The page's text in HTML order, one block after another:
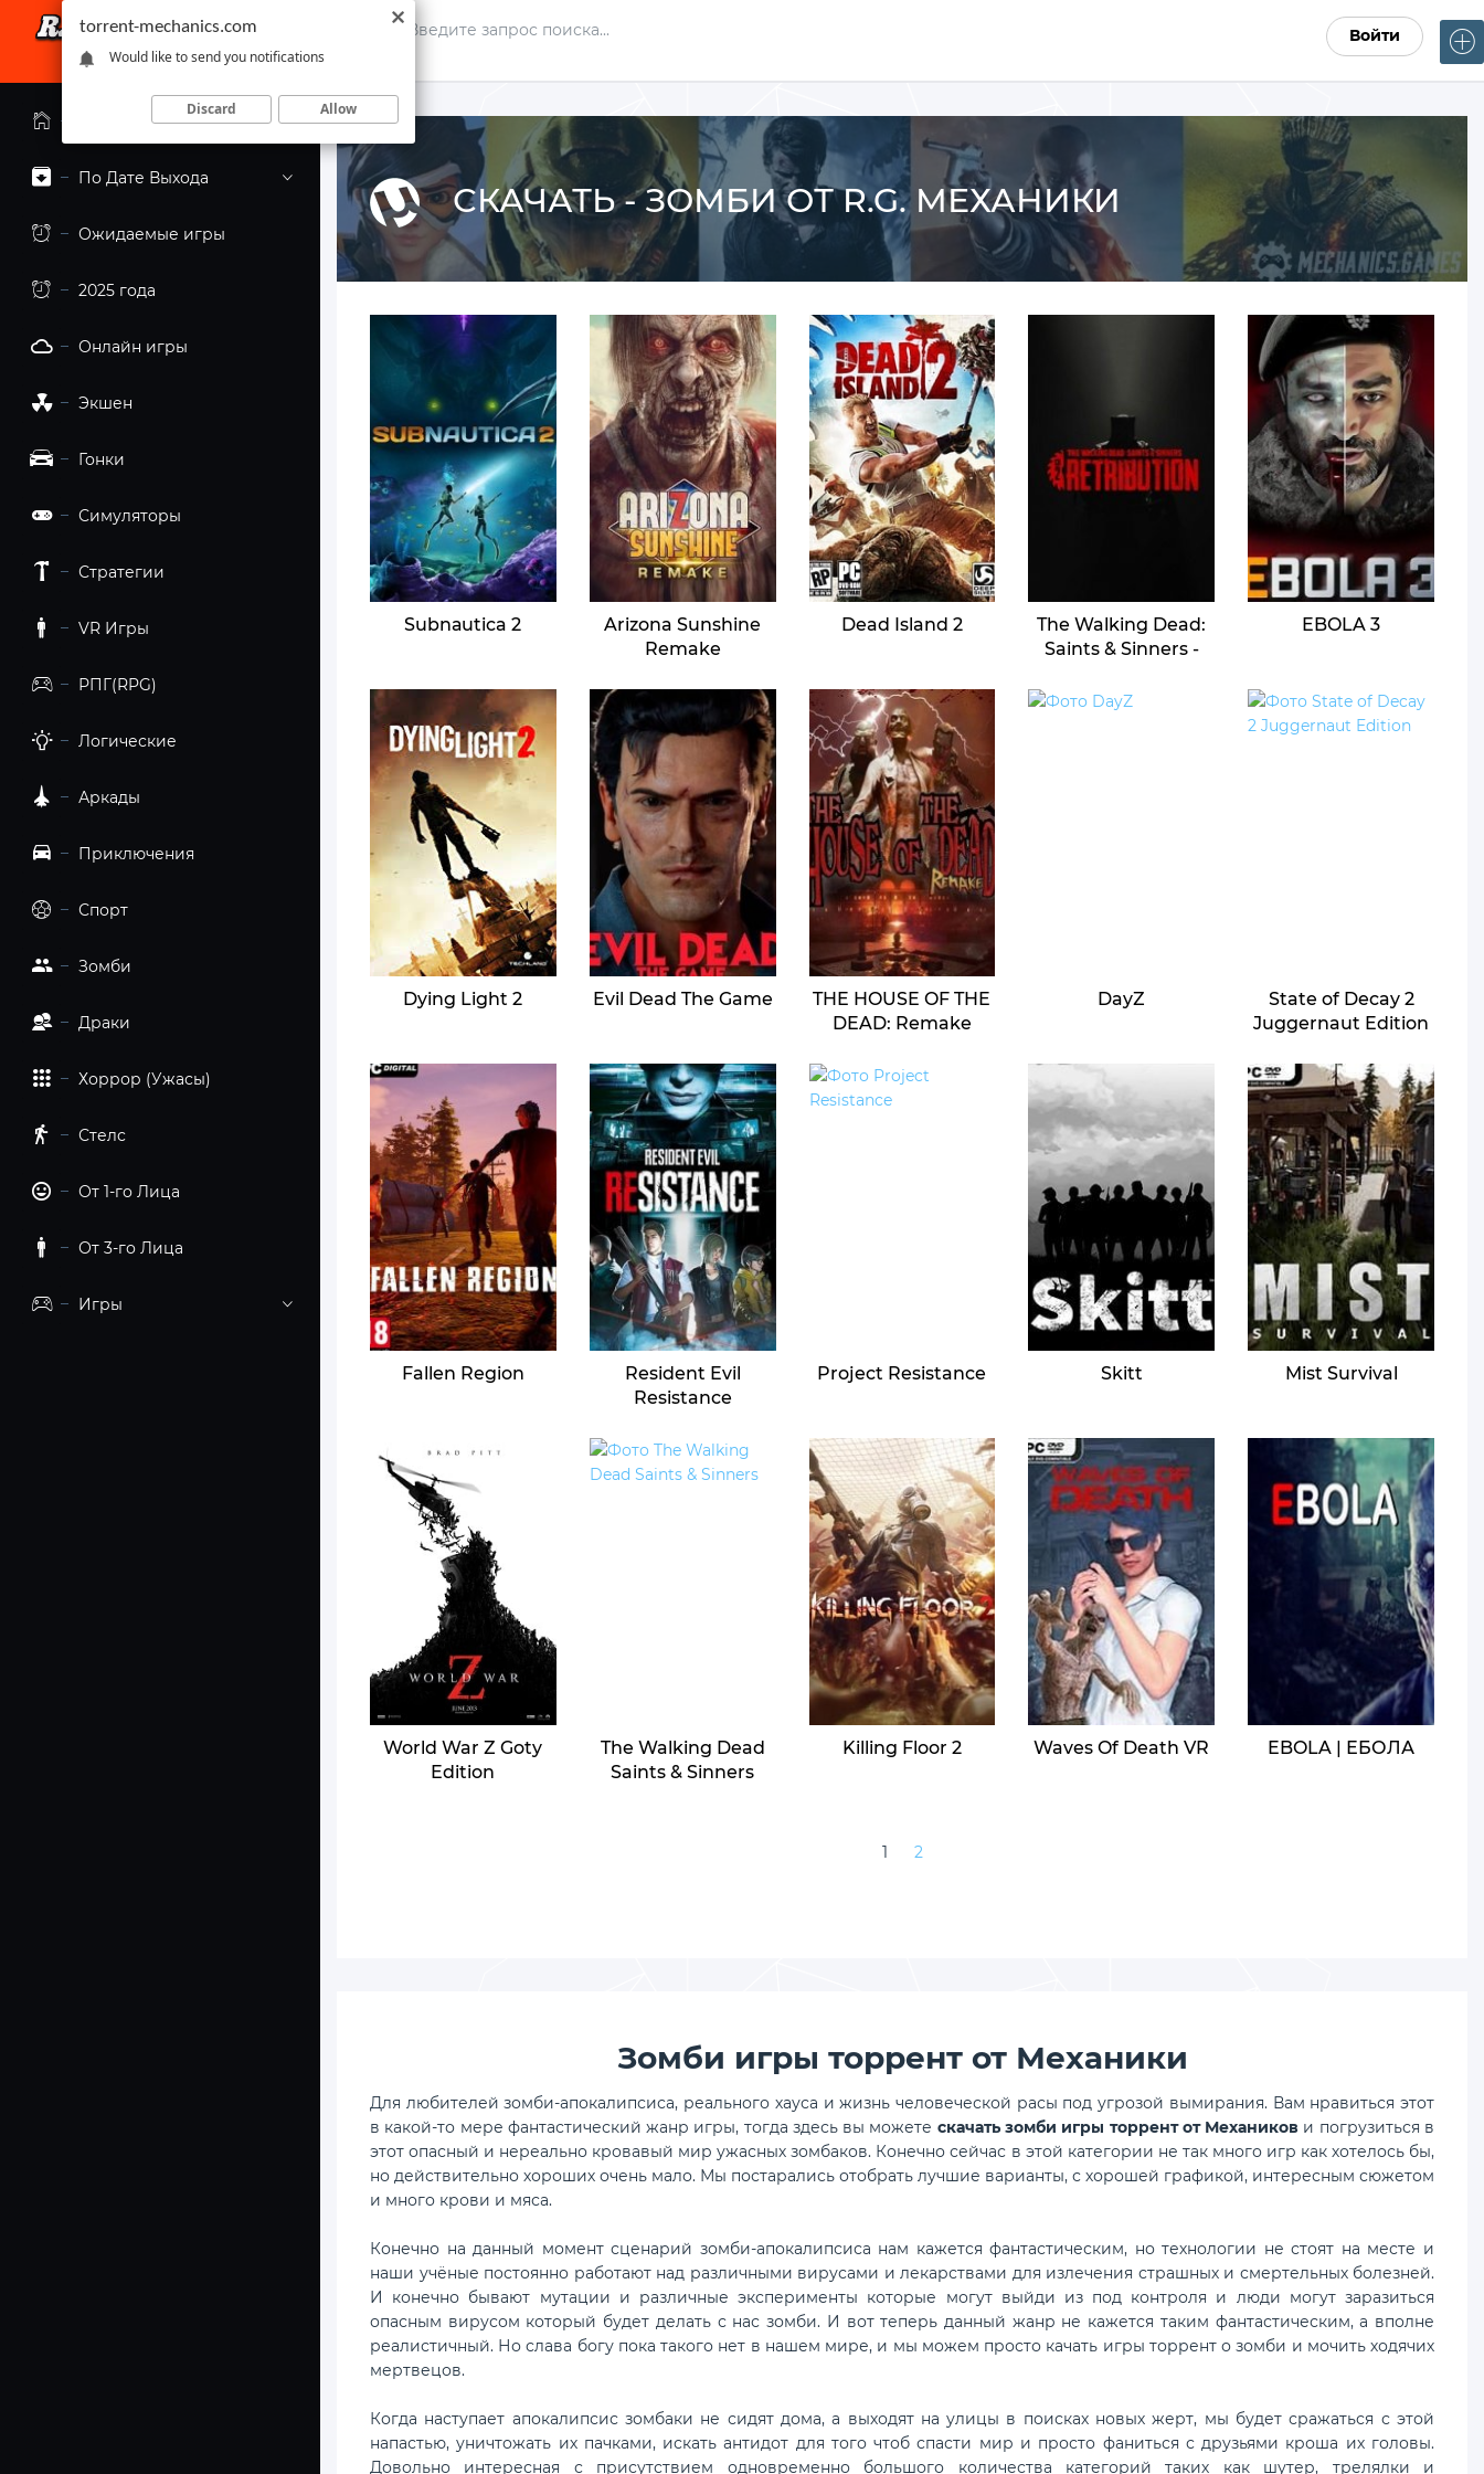
Войти
Главная страница
По Дате Выхода
Ожидаемые игры
2025 года
Онлайн игры
Экшен
Гонки
Симуляторы
Стратегии
VR Игры
РПГ(RPG)
Логические
Аркады
Приключения
Спорт
Зомби
Драки
Хоррор (Ужасы)
Стелс
От 1-го Лица
От 3-го Лица
Игры
СКАЧАТЬ - ЗОМБИ ОТ R.G. МЕХАНИКИ
Subnаutica 2
Arizona Sunshine
Remake
Dead Island 2
The Walking Dead:
Saints & Sinners -
Retribution
EBOLA 3
Dying Light 2 Evil Dead The Game
THE HOUSE OF THE
DEAD: Remake
DayZ
State of Decay 2
Juggernaut Edition
Fallen Region
Resident Evil
Resistance
Project Resistance Skitt Mist Survival
World War Z Goty
Edition
The Walking Dead
Saints & Sinners
Killing Floor 2 Waves Of Death VR EBOLA | ЕБОЛА
1 2
Зомби игры торрент от Механики
Для любителей зомби-апокалипсиса, реального хауса и жизнь человеческой расы под угрозой вымирания. Вам нравиться этот
в какой-то мере фантастический жанр игры, тогда здесь вы можете скачать зомби игры торрент от Механиков и погрузиться в
этот опасный и нереально кровавый мир ужасных зомбаков. Конечно сейчас в этой категории не так много игр как хотелось бы,
но действительно хороших очень мало. Мы постарались отобрать лучшие варианты, с хорошей графикой, интересным сюжетом
и много крови и мяса.
Конечно на данный момент сценарий зомби-апокалипсиса нам кажется фантастическим, но технологии не стоят на месте и
наши учёные постоянно работают над различными вирусами и лекарствами для излечения страшных и смертельных болезней.
И конечно бывают мутации и различные эксперименты которые могут выйди из под контроля и люди могут заразиться
опасным вирусом который будет делать с нас зомби. И вот теперь данный жанр не кажется таким фантастическим, а вполне
реалистичный. Но слава богу пока такого нет в нашем мире, и мы можем просто качать игры торрент о зомби и мочить ходячих
мертвецов.
Когда наступает апокалипсис зомбаки не сидят дома, а выходят на улицы в поисках новых жерт, мы будет сражаться с этой
напастью, уничтожать их пачками, искать антидот для того чтоб спасти мир и просто фаниться с друзьями кроша их головы.
Довольно интересная с присутствием одновременно большого количества категорий таких как шутер, трелялки и
torrent-mechanics.com
Would like to send you notifications
Discard Allow